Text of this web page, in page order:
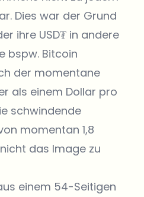
Dies war der Grund
ihre USD₮ in andere
bspw. Bitcoin
der momentane
als einem Dollar pro
schwindende
momentan 1,8
das Image zu
einem 54-Seitigen